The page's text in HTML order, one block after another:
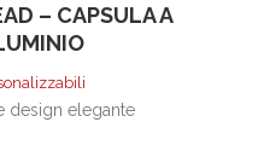
– CAPSULA A
design elegante